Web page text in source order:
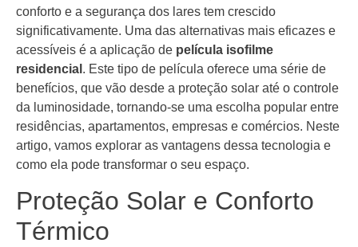
conforto e a segurança dos lares tem crescido
significativamente. Uma das alternativas mais eficazes e
acessíveis é a aplicação de película isofilme
residencial . Este tipo de película oferece uma série de
benefícios, que vão desde a proteção solar até o controle
da luminosidade, tornando-se uma escolha popular entre
residências, apartamentos, empresas e comércios. Neste
artigo, vamos explorar as vantagens dessa tecnologia e
como ela pode transformar o seu espaço.
Proteção Solar e Conforto
Térmico